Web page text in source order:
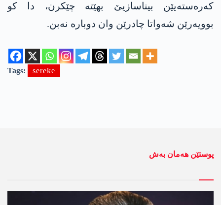
کەرەستەیێن بیناسازیێ بهێتە چێکرن، دا کو
بوویەرێن شەواتا چادرێن وان دوبارە نەبن.
Tags: sereke
پوستێن ھەمان بەش